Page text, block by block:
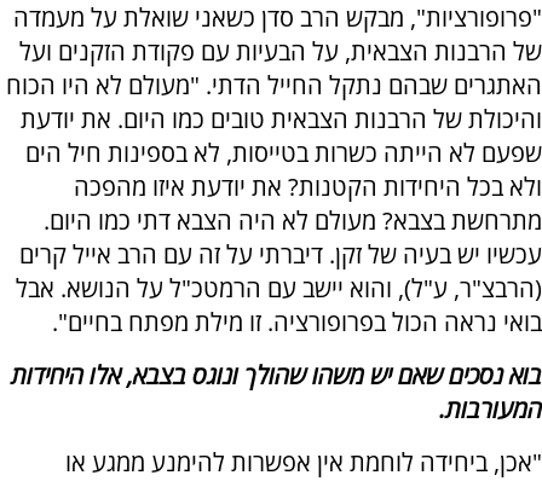
"פרופורציות", מבקש הרב סדן כשאני שואלת על מעמדה
של הרבנות הצבאית, על הבעיות עם פקודת הזקנים ועל
האתגרים שבהם נתקל החייל הדתי. "מעולם לא היו הכוח
והיכולת של הרבנות הצבאית טובים כמו היום. את יודעת
שפעם לא הייתה כשרות בטייסות, לא בספינות חיל הים
ולא בכל היחידות הקטנות? את יודעת איזו מהפכה
מתרחשת בצבא? מעולם לא היה הצבא דתי כמו היום.
עכשיו יש בעיה של זקן. דיברתי על זה עם הרב אייל קרים
(הרבצ"ר, ע"ל), והוא יישב עם הרמטכ"ל על הנושא. אבל
בואי נראה הכול בפרופורציה. זו מילת מפתח בחיים".
בוא נסכים שאם יש משהו שהולך ונוגס בצבא, אלו היחידות
המעורבות.
"אכן, ביחידה לוחמת אין אפשרות להימנע ממגע או